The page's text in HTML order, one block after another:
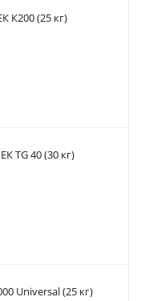
К200 (25 кг)
TG 40 (30 кг)
Universal (25 кг)